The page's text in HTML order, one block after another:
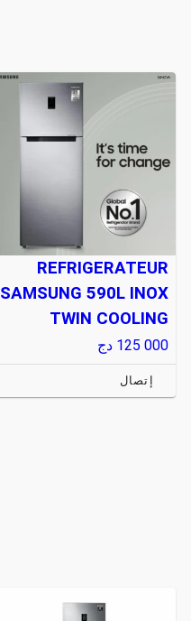
REFRIGERATEUR
SAMSUNG 590L INOX
TWIN COOLING
125 000 دج
إتصال